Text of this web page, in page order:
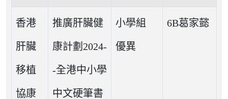
香港
肝臟
移植
協康
推廣肝臟健
康計劃2024-
-全港中小學
中文硬筆書
小學組
優異
6B葛家懿